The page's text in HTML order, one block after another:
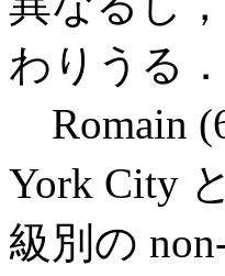
わりうる．
Romain
York City
級別の